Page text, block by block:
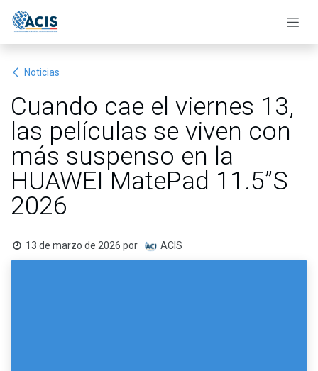
Noticias
Cuando cae el viernes 13,
las películas se viven con
más suspenso en la
HUAWEI MatePad 11.5”S
2026
13 de marzo de 2026 por ACIS